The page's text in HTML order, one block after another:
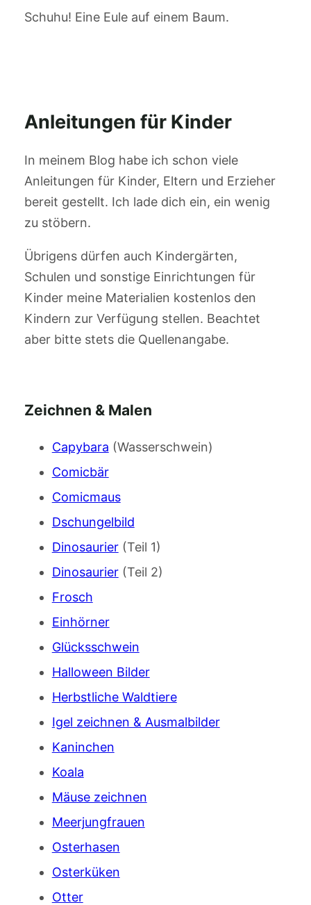
Schuhu! Eine Eule auf einem Baum.
Anleitungen für Kinder
In meinem Blog habe ich schon viele
Anleitungen für Kinder, Eltern und Erzieher
bereit gestellt. Ich lade dich ein, ein wenig
zu stöbern.
Übrigens dürfen auch Kindergärten,
Schulen und sonstige Einrichtungen für
Kinder meine Materialien kostenlos den
Kindern zur Verfügung stellen. Beachtet
aber bitte stets die Quellenangabe.
Zeichnen & Malen
Capybara (Wasserschwein)
Comicbär
Comicmaus
Dschungelbild
Dinosaurier(Teil 1)
Dinosaurier(Teil 2)
Frosch
Einhörner
Glücksschwein
Halloween Bilder
Herbstliche Waldtiere
Igel zeichnen & Ausmalbilder
Kaninchen
Koala
Mäuse zeichnen
Meerjungfrauen
Osterhasen
Osterküken
Otter